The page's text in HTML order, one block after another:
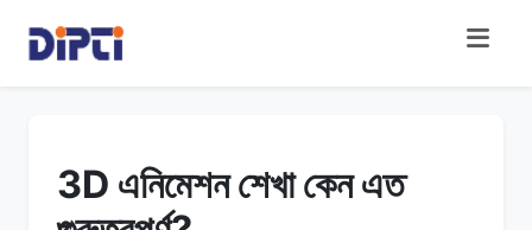
3D এনিমেশন শেখা কেন এত